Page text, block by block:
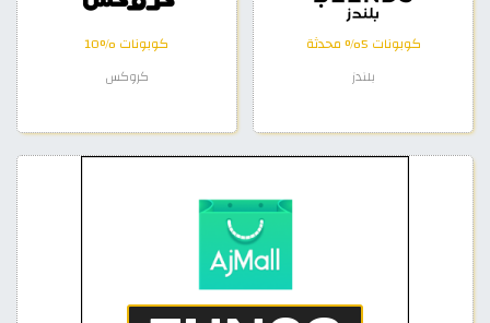
كوبونات 5% محدثة
بلندز
كوبونات %10
كروكس